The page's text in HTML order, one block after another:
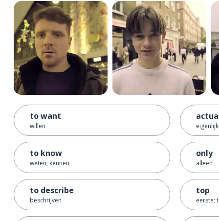
to want
willen
to know
weten; kennen
to describe
beschrijven
eigenlijk
only
alleen
top
eerste;